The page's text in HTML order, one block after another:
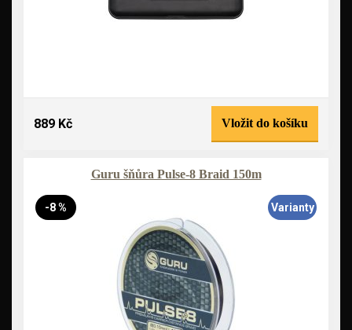
889 Kč Vložit do košíku
Guru šňůra Pulse-8 Braid 150m
-8 % Varianty